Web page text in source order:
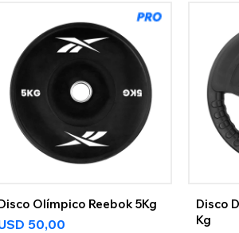
Olímpico Reebok 5Kg
50,00
Disco
Kg